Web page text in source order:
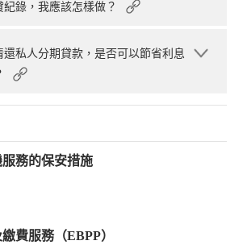
紀錄，我應該怎樣做？
還私人分期貸款，是否可以節省利息
務的保安措施
費服務（EBPP）